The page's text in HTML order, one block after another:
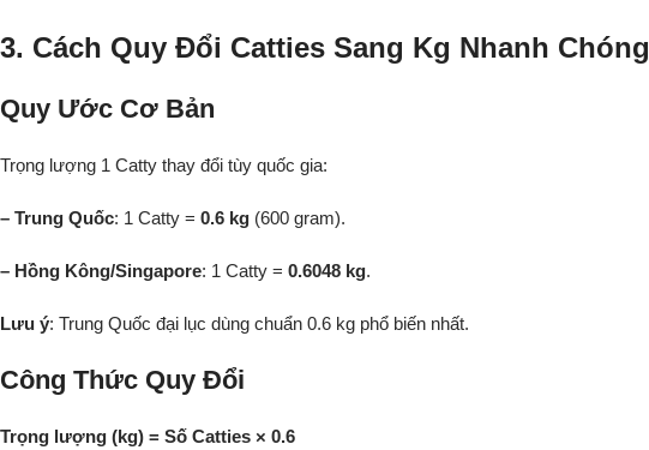
3. Cách Quy Đổi Catties Sang Kg Nhanh Chóng
Quy Ước Cơ Bản
Trọng lượng 1 Catty thay đổi tùy quốc gia:
– Trung Quốc: 1 Catty = 0.6 kg (600 gram).
– Hồng Kông/Singapore: 1 Catty = 0.6048 kg.
Lưu ý: Trung Quốc đại lục dùng chuẩn 0.6 kg phổ biến nhất.
Công Thức Quy Đổi
Trọng lượng (kg) = Số Catties × 0.6